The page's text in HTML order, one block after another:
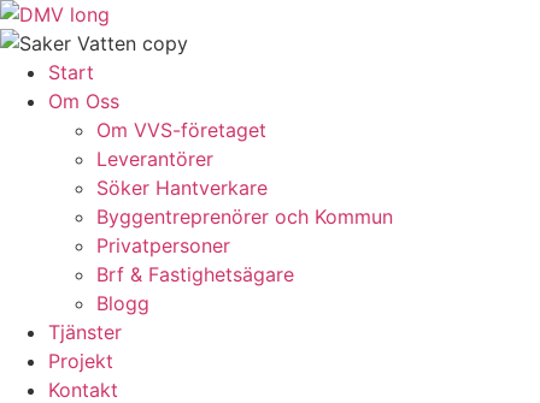
Skip
to
contentStart
Om Oss
Om VVS-företaget
Leverantörer
Söker Hantverkare
Byggentreprenörer och Kommun
Privatpersoner
Brf & Fastighetsägare
Blogg
Tjänster
Projekt
Kontakt